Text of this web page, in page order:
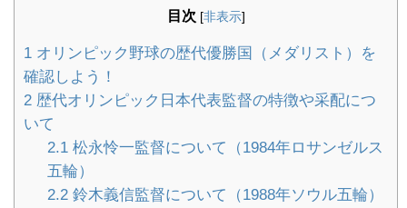
目次 [非表示]
1 オリンピック野球の歴代優勝国（メダリスト）を
確認しよう！
2 歴代オリンピック日本代表監督の特徴や采配につ
いて
2.1松永怜一監督について（1984年ロサンゼルス
五輪）
2.2鈴木義信監督について（1988年ソウル五輪）